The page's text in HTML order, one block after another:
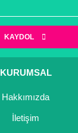
KAYDOL
KURUMSAL
Hakkımızda
İletişim